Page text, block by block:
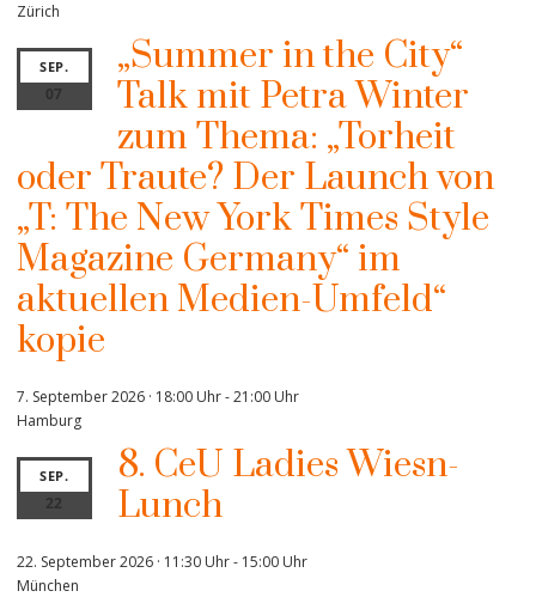
Zürich
SEP.
07
„Summer in the City“
Talk mit Petra Winter
zum Thema: „Torheit
oder Traute? Der Launch von
„T: The New York Times Style
Magazine Germany“ im
aktuellen Medien-Umfeld“
kopie
7. September 2026 · 18:00 Uhr-21:00 Uhr
Hamburg
SEP.
22
8. CeU Ladies Wiesn-
Lunch
22. September 2026 · 11:30 Uhr- 15:00 Uhr
München